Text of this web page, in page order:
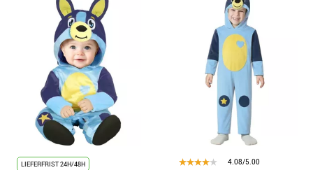
LIEFERFRIST 24H/48H
4.08/5.00